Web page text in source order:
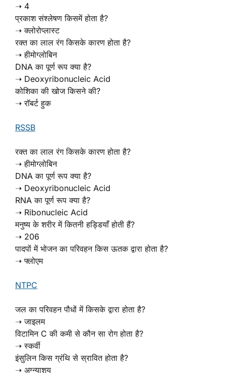
➝ 4
प्रकाश संश्लेषण किसमें होता है?
➝ क्लोरोप्लास्ट
रक्त का लाल रंग किसके कारण होता है?
➝ हीमोग्लोबिन
DNA का पूर्ण रूप क्या है?
➝ Deoxyribonucleic Acid
कोशिका की खोज किसने की?
➝ रॉबर्ट हुक
RSSB
रक्त का लाल रंग किसके कारण होता है?
➝ हीमोग्लोबिन
DNA का पूर्ण रूप क्या है?
➝ Deoxyribonucleic Acid
RNA का पूर्ण रूप क्या है?
➝ Ribonucleic Acid
मनुष्य के शरीर में कितनी हड्डियाँ होती हैं?
➝ 206
पादपों में भोजन का परिवहन किस ऊतक द्वारा होता है?
➝ फ्लोएम
NTPC
जल का परिवहन पौधों में किसके द्वारा होता है?
➝ जाइलम
विटामिन C की कमी से कौन सा रोग होता है?
➝ स्कर्वी
इंसुलिन किस ग्रंथि से स्रावित होता है?
➝ अग्न्याशय